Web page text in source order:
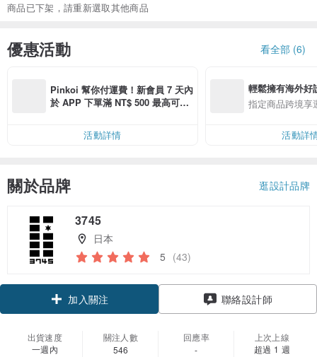
商品已下架，請重新選取其他商品
優惠活動 看全部 (6)
Pinkoi 幫你付運費！新會員 7 天內
於 APP 下單滿 NT$ 500 最高可折
活動詳情
輕鬆擁有海外好
指定商品跨境享
活動詳
關於品牌 逛設計品牌
3745
日本
5 (43)
加入關注 聯絡設計師
出貨速度
一週內
關注人數
546
回應率
-
上次上線
超過 1 週